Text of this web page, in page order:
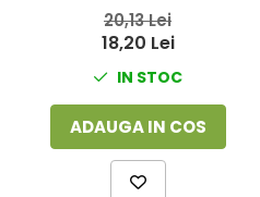
20,13 Lei
18,20 Lei
IN STOC
ADAUGA IN COS